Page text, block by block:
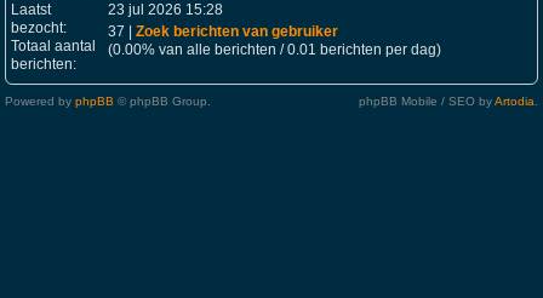
Laatst
bezocht:
23 jul 2026 15:28
Totaal aantal
berichten:
37 | Zoek berichten van gebruiker
(0.00% van alle berichten / 0.01 berichten per dag)
Powered by phpBB © phpBB Group. phpBB Mobile / SEO byArtodia